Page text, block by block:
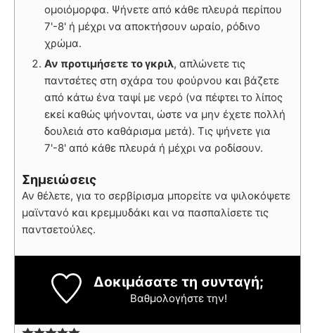
ομοιόμορφα. Ψήνετε από κάθε πλευρά περίπου
7'-8' ή μέχρι να αποκτήσουν ωραίο, ρόδινο
χρώμα.
Αν προτιμήσετε το γκριλ, απλώνετε τις
παντσέτες στη σχάρα του φούρνου και βάζετε
από κάτω ένα ταψί με νερό (να πέφτει το λίπος
εκεί καθώς ψήνονται, ώστε να μην έχετε πολλή
δουλειά στο καθάρισμα μετά). Τις ψήνετε για
7'-8' από κάθε πλευρά ή μέχρι να ροδίσουν.
Σημειώσεις
Αν θέλετε, για το σερβίρισμα μπορείτε να ψιλοκόψετε
μαϊντανό και κρεμμυδάκι και να πασπαλίσετε τις
παντσετούλες.
Δοκιμάσατε τη συνταγή;
Βαθμολογήστε την!